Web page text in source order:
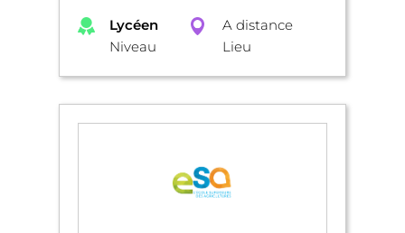
Lycéen
Niveau
A distance
Lieu